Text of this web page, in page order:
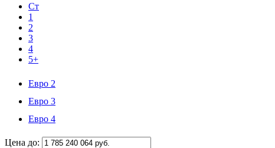
Ст
1
2
3
4
5+
Евро 2
Евро 3
Евро 4
Цена до: